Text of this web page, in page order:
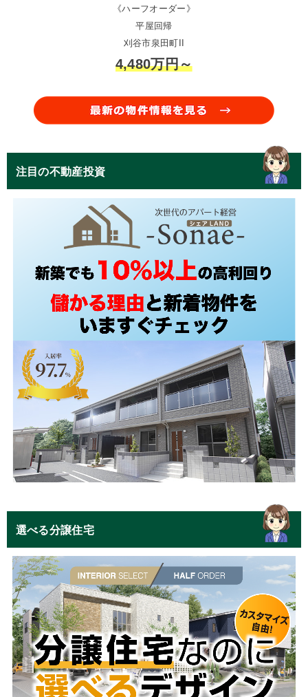
《ハーフオーダー》
平屋回帰
刈谷市泉田町II
4,480万円～
注目の不動産投資
選べる分譲住宅